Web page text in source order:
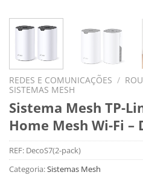
REDES E COMUNICAÇÕES /
SISTEMAS MESH
Sistema Mesh TP-
Home Mesh Wi-Fi –
REF: DecoS7(2-pack)
Categoria:Sistemas Mesh